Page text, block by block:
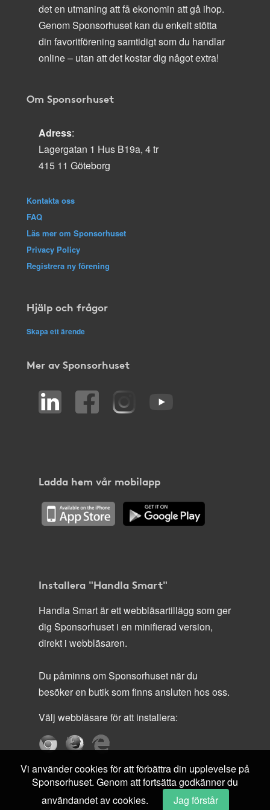
det en utmaning att få ekonomin att gå ihop.
Genom Sponsorhuset kan du enkelt stötta
din favoritförening samtidigt som du handlar
online – utan att det kostar dig något extra!
Om Sponsorhuset
Adress:
Lagergatan 1 Hus B19a, 4 tr
415 11 Göteborg
Kontakta oss
FAQ
Läs mer om Sponsorhuset
Privacy Policy
Registrera ny förening
Hjälp och frågor
Skapa ett ärende
Mer av Sponsorhuset
Ladda hem vår mobilapp
Installera "Handla Smart"
Handla Smart är ett webbläsartillägg som ger
dig Sponsorhuset i en minifierad version,
direkt i webbläsaren.
Du påminns om Sponsorhuset när du
besöker en butik som finns ansluten hos oss.
Välj webbläsare för att installera:
Vi använder cookies för att förbättra din upplevelse på
Sponsorhuset. Genom att fortsätta godkänner du
användandet av cookies.
Jag förstår